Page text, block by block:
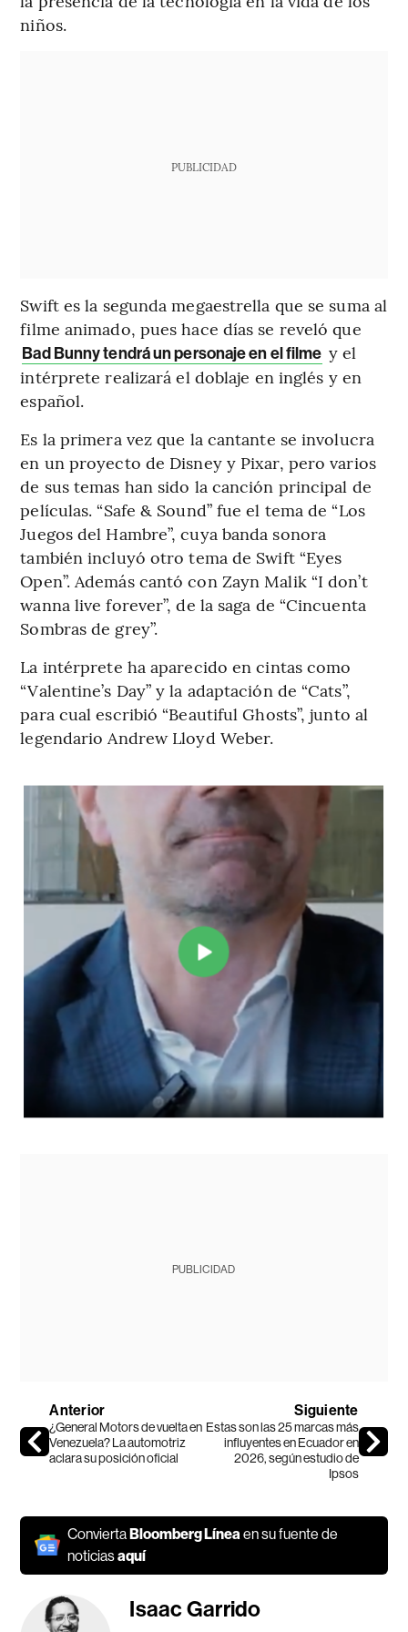
niños.
PUBLICIDAD
Swift es la segunda megaestrella que se suma al
filme animado, pues hace días se reveló que
Bad Bunny tendrá un personaje en el filme y el
intérprete realizará el doblaje en inglés y en
español.
Es la primera vez que la cantante se involucra
en un proyecto de Disney y Pixar, pero varios
de sus temas han sido la canción principal de
películas. “Safe & Sound” fue el tema de “Los
Juegos del Hambre”, cuya banda sonora
también incluyó otro tema de Swift “Eyes
Open”. Además cantó con Zayn Malik “I don’t
wanna live forever”, de la saga de “Cincuenta
Sombras de grey”.
La intérprete ha aparecido en cintas como
“Valentine’s Day” y la adaptación de “Cats”,
para cual escribió “Beautiful Ghosts”, junto al
legendario Andrew Lloyd Weber.
PUBLICIDAD
Anterior
¿General Motors de vuelta en
Venezuela? La automotriz
aclara su posición oficial
Siguiente
Estas son las 25 marcas más
influyentes en Ecuador en
2026, según estudio de
Ipsos
ConviertaBloomberg Línea en su fuente de
noticiasaquí
Isaac Garrido